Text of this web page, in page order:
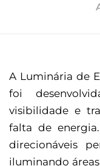
A Luminária de
foi
visibilidade e
falta de
direcionáveis
iluminando